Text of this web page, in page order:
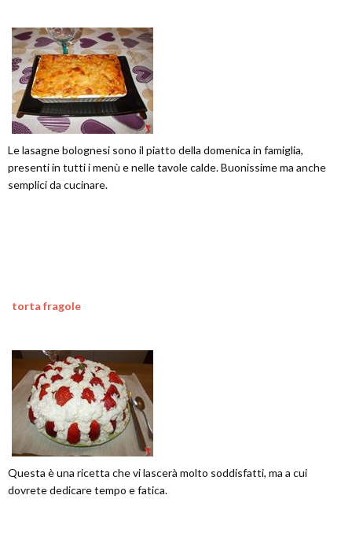
Le lasagne bolognesi sono il piatto della domenica in famiglia,
presenti in tutti i menù e nelle tavole calde. Buonissime ma anche
semplici da cucinare.
torta fragole
Questa è una ricetta che vi lascerà molto soddisfatti, ma a cui
dovrete dedicare tempo e fatica.